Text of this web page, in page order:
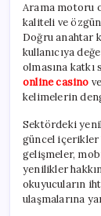
Arama motoru
kaliteli ve
Doğru anahtar
kullanıcıya
olmasına katkı
online casino
kelimelerin
Sektördeki
güncel içerikler
gelişmeler,
yenilikler
okuyucuların
ulaşmalarına